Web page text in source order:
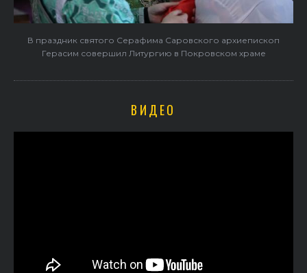
В праздник святого Серафима Саровского архиепископ
Герасим совершил Литургию в Покровском храме
ВИДЕО